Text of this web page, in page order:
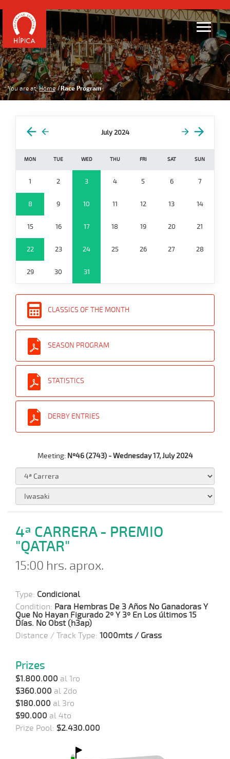
You are at: Home Race Program
July 2024
MON TUE WED THU FRI SAT SUN
1 2 3 4 5 6 7
8 9 10 11 12 13 14
15 16 17 18 19 20 21
22 23 24 25 26 27 28
29 30 31
CLASSICS OF THE MONTH
SEASON PROGRAM
STATISTICS
DERBY ENTRIES
Meeting: Nº46 (2743) - Wednesday 17, July 2024
4ª CARRERA - PREMIO
"QATAR"
15:00 hrs. aprox.
Type: Condicional
Condition: Para Hembras De 3 Años No Ganadoras Y
Que No Hayan Figurado 2º Y 3º En Los últimos 15
Días. No Obst (h3ap)
Distance / Track Type: 1000mts / Grass
Prizes
$1.800.000 al 1ro
$360.000 al 2do
$180.000 al 3ro
$90.000 al 4to
Prize Pool: $2.430.000